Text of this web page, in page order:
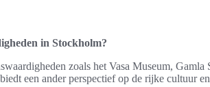
in Stockholm?
zoals het Vasa Museum, Gamla
een ander perspectief op de rijke cultuur